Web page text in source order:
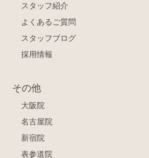
スタッフ紹介
よくあるご質問
スタッフブログ
採用情報
その他
大阪院
名古屋院
新宿院
表参道院